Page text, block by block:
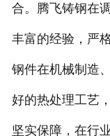
合。腾飞铸钢在
丰富的经验，严
钢件在机械制造
好的热处理工艺
坚实保障，在行